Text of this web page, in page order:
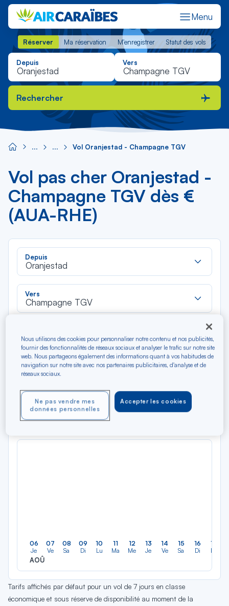
Menu
Réserver Ma réservation M'enregistrer Statut des vols
Réserver Ma réservation M'enregistrer Statut des vols
Depuis Vers
Rechercher
Vol Oranjestad - Champagne TGV
Vol pas cher Oranjestad -
Champagne TGV dès €
(AUA-RHE)
Depuis
Oranjestad
Vers
Champagne TGV
Aller-Retour Aller simple
Filtrer Vider
Précédent
AOÛ 2026
N/A*
Aller / Retour — Économique
06
Je
AOÛ
07
Ve
08
Sa
09
Di
10
Lu
11
Ma
12
Me
13
Je
14
Ve
15
Sa
16
Di
17
Lu
Tarifs affichés par défaut pour un vol de 7 jours en classe
économique et sous réserve de disponibilité au moment de la
Nous utilisons des cookies pour personnaliser notre contenu et nos publicités,
fournir des fonctionnalités de réseaux sociaux et analyser le trafic sur notre site
web. Nous partageons également des informations quant à vos habitudes de
navigation sur notre site avec nos partenaires publicitaires, d'analyse et de
réseaux sociaux.
Accepter les cookies
Ne pas vendre mes
données personnelles